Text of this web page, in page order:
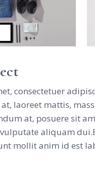
consectetuer
laoreet mattis,
at, posuere sit
aliquam
mollit anim id est